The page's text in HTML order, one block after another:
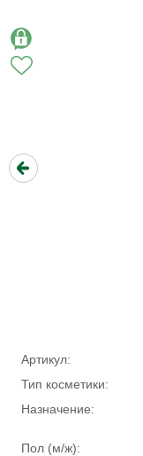
Артикул:
Тип косметики:
Назначение:
Пол (м/ж):